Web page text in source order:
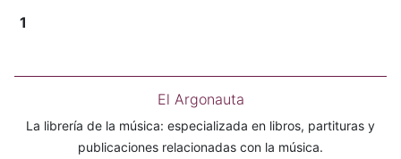
1
El Argonauta
La librería de la música: especializada en libros, partituras y
publicaciones relacionadas con la música.